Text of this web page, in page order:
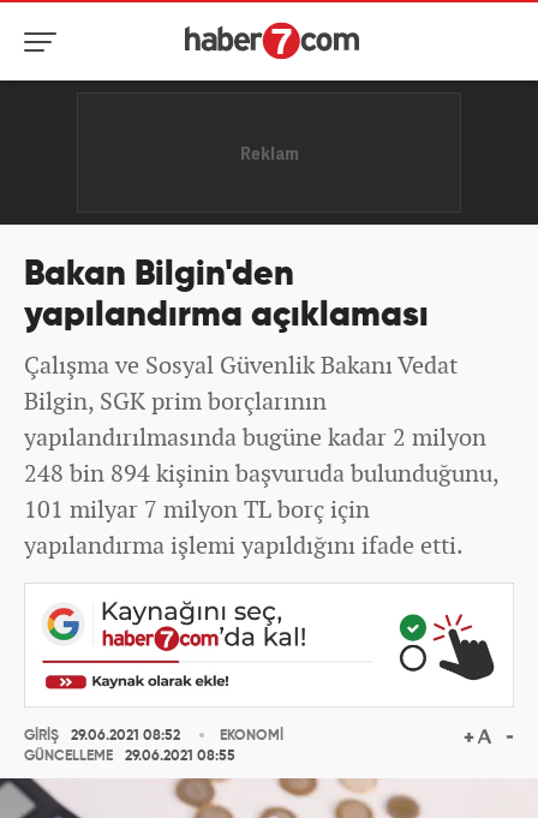
Bakan Bilgin'den
yapılandırma açıklaması
Çalışma ve Sosyal Güvenlik Bakanı Vedat
Bilgin, SGK prim borçlarının
yapılandırılmasında bugüne kadar 2 milyon
248 bin 894 kişinin başvuruda bulunduğunu,
101 milyar 7 milyon TL borç için
yapılandırma işlemi yapıldığını ifade etti.
GİRİŞ
29.06.2021 08:52
GÜNCELLEME
29.06.2021 08:55
EKONOMİ